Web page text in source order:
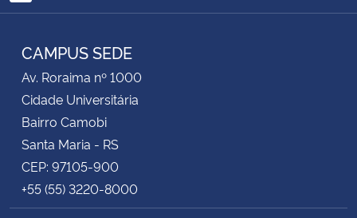
RSS
CAMPUS SEDE
Av. Roraima nº 1000
Cidade Universitária
Bairro Camobi
Santa Maria - RS
CEP: 97105-900
+55 (55) 3220-8000